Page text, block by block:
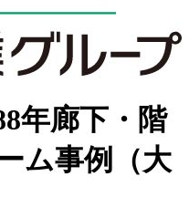
年廊下・階
ム事例（大